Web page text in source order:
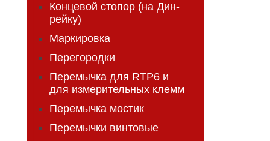
Концевой стопор (на Дин-
рейку)
Маркировка
Перегородки
Перемычка для RTP6 и
для измерительных клемм
Перемычка мостик
Перемычки винтовые